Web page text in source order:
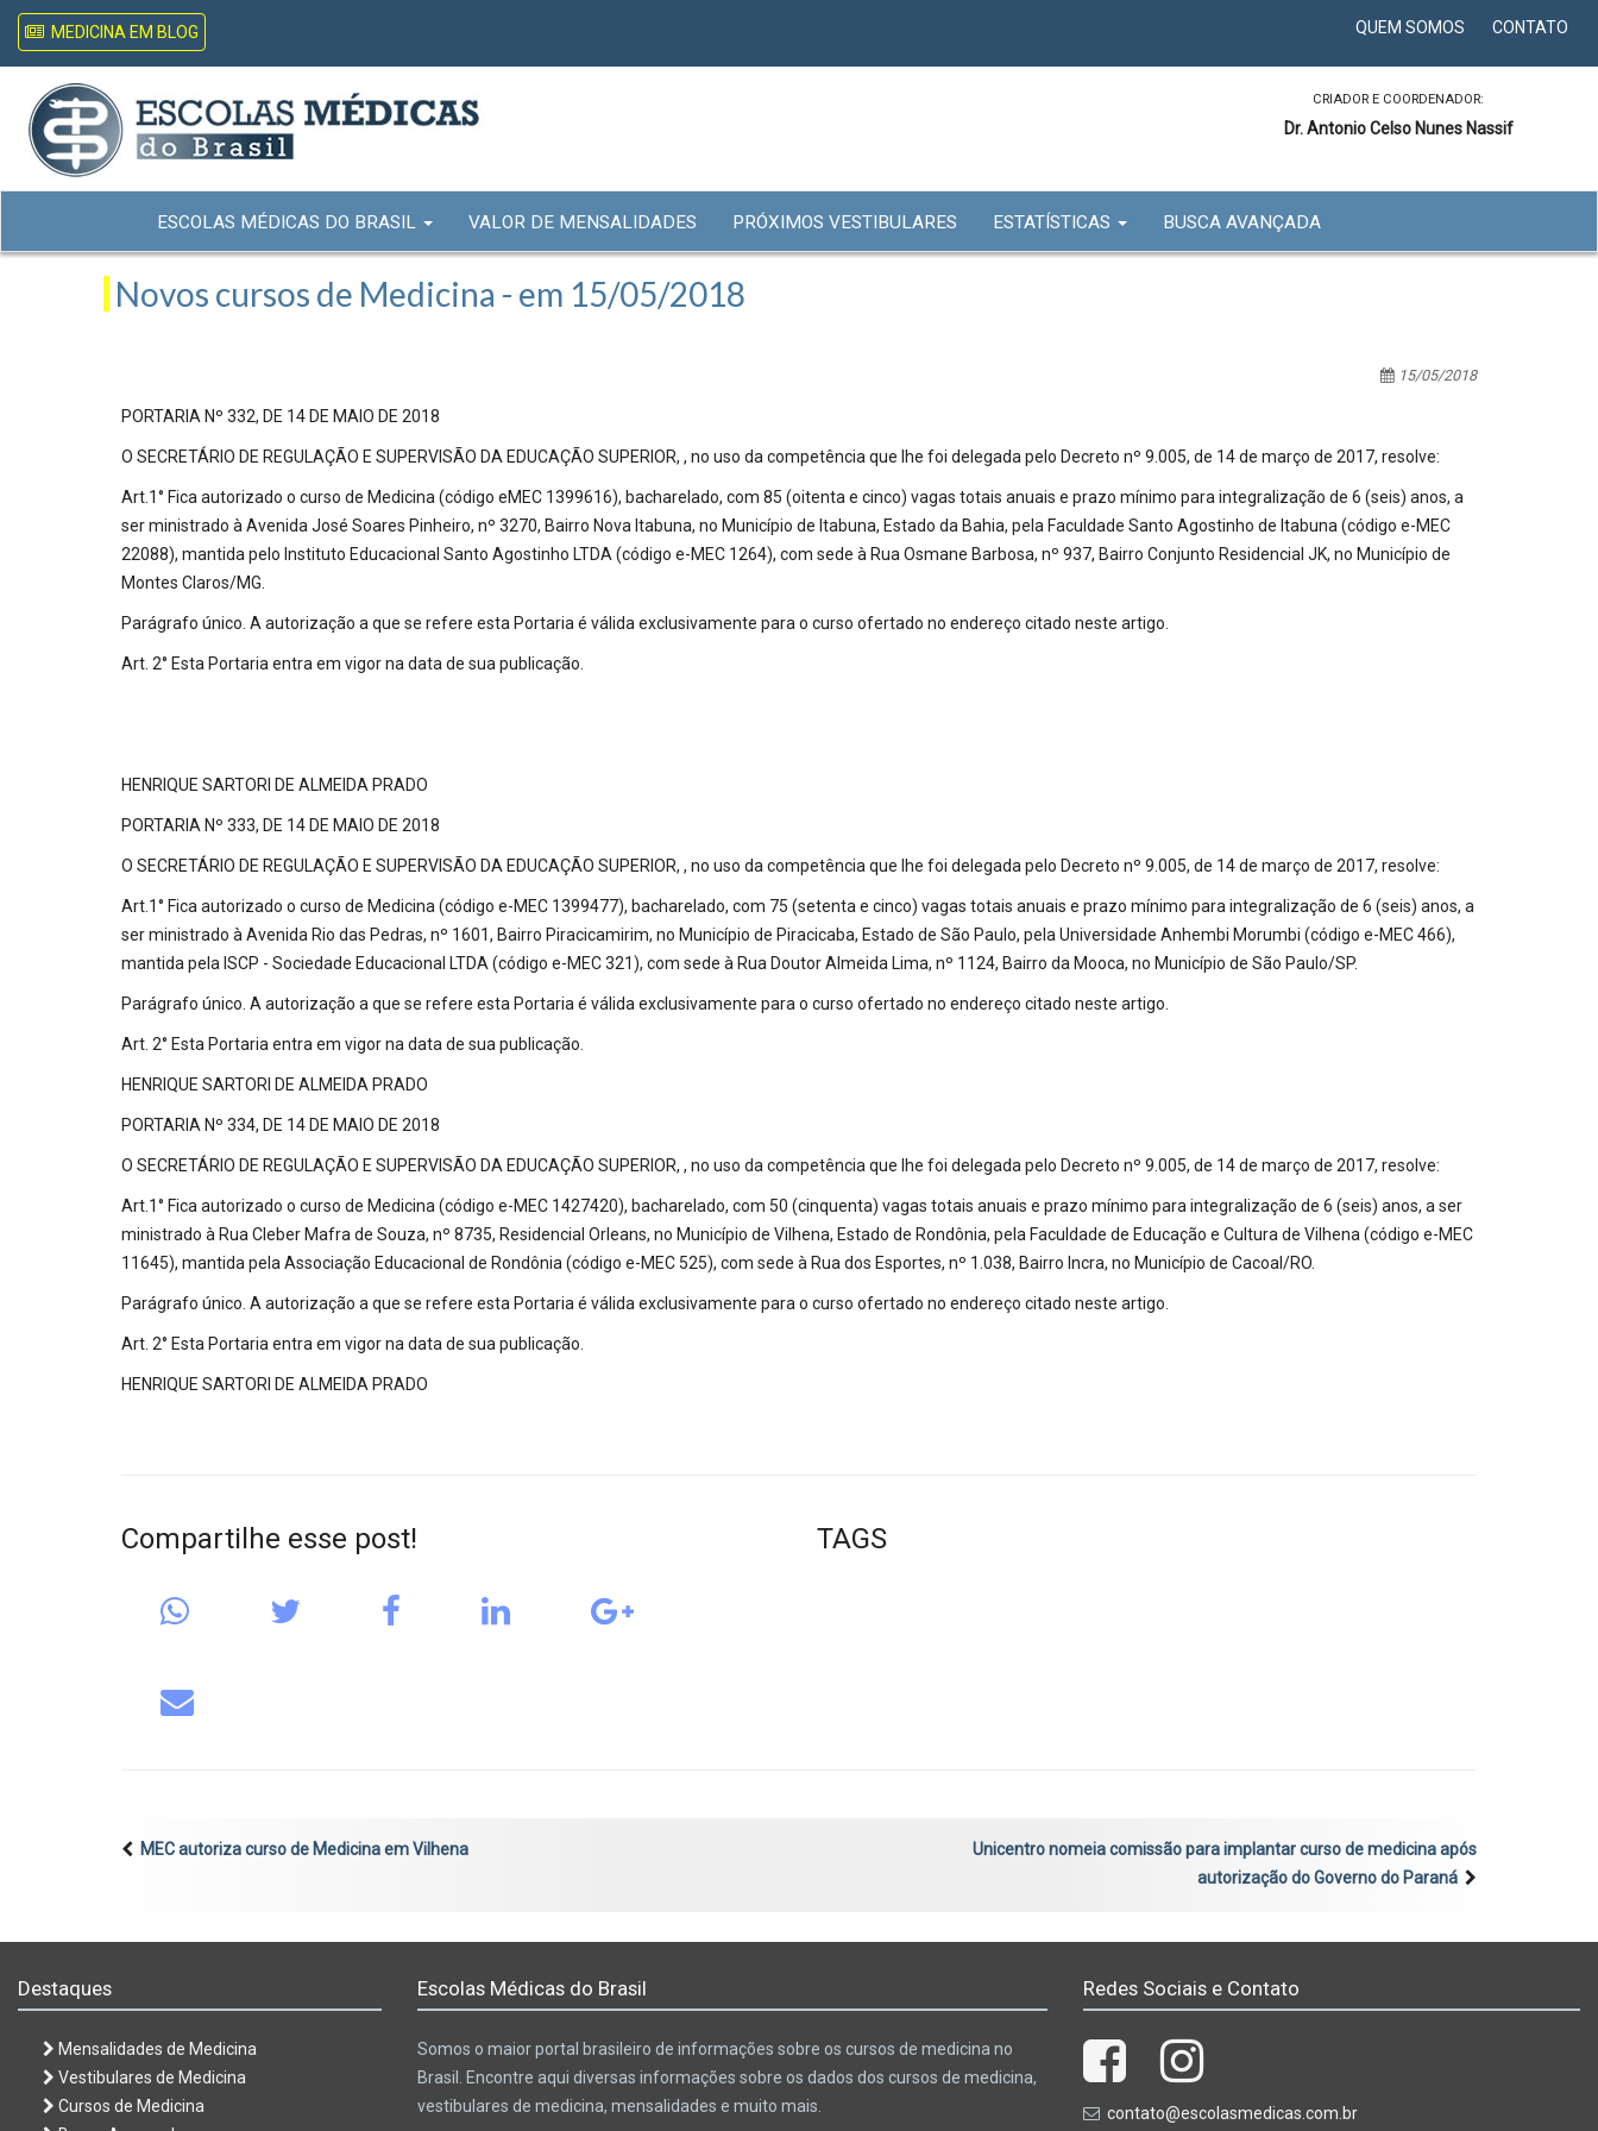
MEDICINA EM BLOG QUEM SOMOS CONTATO
CRIADOR E COORDENADOR:
Dr. Antonio Celso Nunes Nassif
ESCOLAS MÉDICAS DO BRASIL VALOR DE MENSALIDADES PRÓXIMOS VESTIBULARES ESTATÍSTICAS BUSCA AVANÇADA
Novos cursos de Medicina - em 15/05/2018
15/05/2018
PORTARIA Nº 332, DE 14 DE MAIO DE 2018
O SECRETÁRIO DE REGULAÇÃO E SUPERVISÃO DA EDUCAÇÃO SUPERIOR, , no uso da competência que lhe foi delegada pelo Decreto nº 9.005, de 14 de março de 2017, resolve:
Art.1° Fica autorizado o curso de Medicina (código eMEC 1399616), bacharelado, com 85 (oitenta e cinco) vagas totais anuais e prazo mínimo para integralização de 6 (seis) anos, a
ser ministrado à Avenida José Soares Pinheiro, nº 3270, Bairro Nova Itabuna, no Município de Itabuna, Estado da Bahia, pela Faculdade Santo Agostinho de Itabuna (código e-MEC
22088), mantida pelo Instituto Educacional Santo Agostinho LTDA (código e-MEC 1264), com sede à Rua Osmane Barbosa, nº 937, Bairro Conjunto Residencial JK, no Município de
Montes Claros/MG.
Parágrafo único. A autorização a que se refere esta Portaria é válida exclusivamente para o curso ofertado no endereço citado neste artigo.
Art. 2° Esta Portaria entra em vigor na data de sua publicação.
HENRIQUE SARTORI DE ALMEIDA PRADO
PORTARIA Nº 333, DE 14 DE MAIO DE 2018
O SECRETÁRIO DE REGULAÇÃO E SUPERVISÃO DA EDUCAÇÃO SUPERIOR, , no uso da competência que lhe foi delegada pelo Decreto nº 9.005, de 14 de março de 2017, resolve:
Art.1° Fica autorizado o curso de Medicina (código e-MEC 1399477), bacharelado, com 75 (setenta e cinco) vagas totais anuais e prazo mínimo para integralização de 6 (seis) anos, a
ser ministrado à Avenida Rio das Pedras, nº 1601, Bairro Piracicamirim, no Município de Piracicaba, Estado de São Paulo, pela Universidade Anhembi Morumbi (código e-MEC 466),
mantida pela ISCP - Sociedade Educacional LTDA (código e-MEC 321), com sede à Rua Doutor Almeida Lima, nº 1124, Bairro da Mooca, no Município de São Paulo/SP.
Parágrafo único. A autorização a que se refere esta Portaria é válida exclusivamente para o curso ofertado no endereço citado neste artigo.
Art. 2° Esta Portaria entra em vigor na data de sua publicação.
HENRIQUE SARTORI DE ALMEIDA PRADO
PORTARIA Nº 334, DE 14 DE MAIO DE 2018
O SECRETÁRIO DE REGULAÇÃO E SUPERVISÃO DA EDUCAÇÃO SUPERIOR, , no uso da competência que lhe foi delegada pelo Decreto nº 9.005, de 14 de março de 2017, resolve:
Art.1° Fica autorizado o curso de Medicina (código e-MEC 1427420), bacharelado, com 50 (cinquenta) vagas totais anuais e prazo mínimo para integralização de 6 (seis) anos, a ser
ministrado à Rua Cleber Mafra de Souza, nº 8735, Residencial Orleans, no Município de Vilhena, Estado de Rondônia, pela Faculdade de Educação e Cultura de Vilhena (código e-MEC
11645), mantida pela Associação Educacional de Rondônia (código e-MEC 525), com sede à Rua dos Esportes, nº 1.038, Bairro Incra, no Município de Cacoal/RO.
Parágrafo único. A autorização a que se refere esta Portaria é válida exclusivamente para o curso ofertado no endereço citado neste artigo.
Art. 2° Esta Portaria entra em vigor na data de sua publicação.
HENRIQUE SARTORI DE ALMEIDA PRADO
Compartilhe esse post! TAGS
MEC autoriza curso de Medicina em Vilhena
Unicentro nomeia comissão para implantar curso de medicina após
autorização do Governo do Paraná
Destaques
Mensalidades de Medicina
Vestibulares de Medicina
Cursos de Medicina
Escolas Médicas do Brasil
Somos o maior portal brasileiro de informações sobre os cursos de medicina no
Brasil. Encontre aqui diversas informações sobre os dados dos cursos de medicina,
vestibulares de medicina, mensalidades e muito mais.
Redes Sociais e Contato
contato@escolasmedicas.com.br